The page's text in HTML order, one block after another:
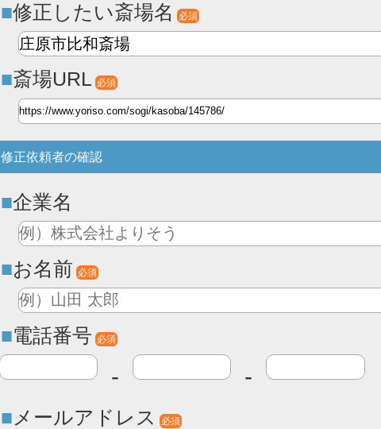
修正したい斎場名 必須
斎場URL 必須
修正依頼者の確認
企業名
お名前 必須
電話番号 必須
- -
メールアドレス 必須